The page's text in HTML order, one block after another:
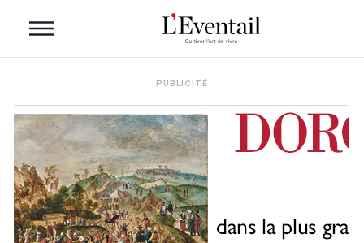
PUBLICITÉ